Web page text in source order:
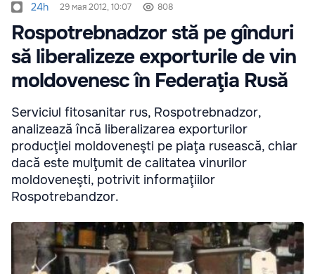
24h 29 мая 2012, 10:07 808
Rospotrebnadzor stă pe gînduri
să liberalizeze exporturile de vin
moldovenesc în Federaţia Rusă
Serviciul fitosanitar rus, Rospotrebnadzor,
analizează încă liberalizarea exporturilor
producţiei moldoveneşti pe piaţa rusească, chiar
dacă este mulţumit de calitatea vinurilor
moldoveneşti, potrivit informaţiilor
Rospotrebandzor.